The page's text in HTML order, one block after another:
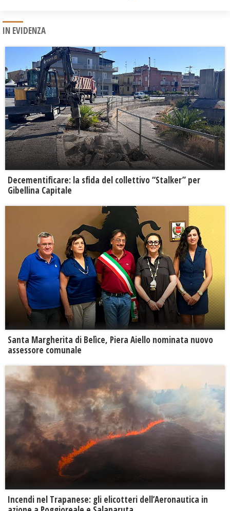
IN EVIDENZA
Decementificare: la sfida del collettivo “Stalker” per
Gibellina Capitale
Santa Margherita di Belìce, Piera Aiello nominata nuovo
assessore comunale
Incendi nel Trapanese: gli elicotteri dell’Aeronautica in